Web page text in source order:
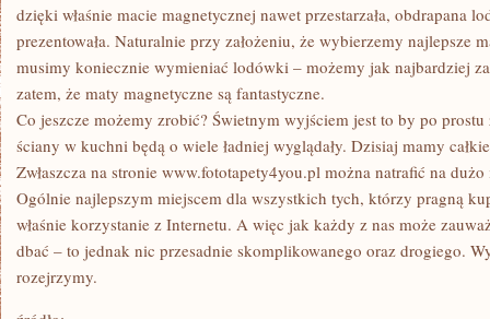
dzięki właśnie macie magnetycznej nawet przestarzała, obdrapana
prezentowała. Naturalnie przy założeniu, że wybierzemy najlepsze
musimy koniecznie wymieniać lodówki – możemy jak najbardziej
zatem, że maty magnetyczne są fantastyczne.
Co jeszcze możemy zrobić? Świetnym wyjściem jest to by po
ściany w kuchni będą o wiele ładniej wyglądały. Dzisiaj mamy
Zwłaszcza na stronie www.fototapety4you.pl można natrafić na
Ogólnie najlepszym miejscem dla wszystkich tych, którzy pragną
właśnie korzystanie z Internetu. A więc jak każdy z nas może
dbać – to jednak nic przesadnie skomplikowanego oraz drogiego.
rozejrzymy.